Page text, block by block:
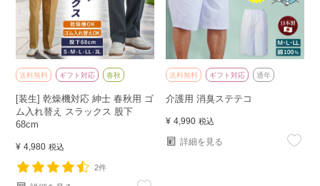
送料無料 ギフト対応 春秋
[装生] 乾燥機対応 紳士 春秋用 ゴ
ム入れ替え スラックス 股下
68cm
¥ 4,980 税込
2件
送料無料 ギフト対応 通年
介護用 消臭ステテコ
¥ 4,990 税込
詳細を見る